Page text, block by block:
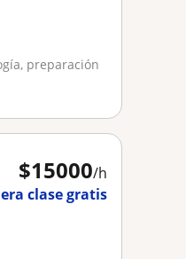
preparación
$15000/h
clase gratis